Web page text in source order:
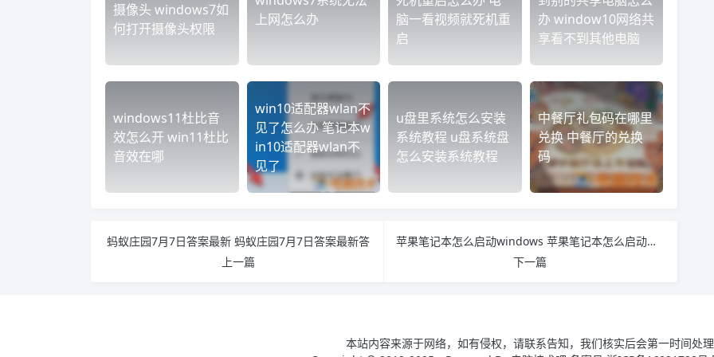
摄像头 windows7如
何打开摄像头权限
上网怎么办
脑一看视频就死机重
启
办 window10网络共
享看不到其他电脑
windows11杜比音
效怎么开 win11杜比
音效在哪
win10适配器wlan不
见了怎么办 笔记本w
in10适配器wlan不
见了
u盘里系统怎么安装
系统教程 u盘系统盘
怎么安装系统教程
中餐厅礼包码在哪里
兑换 中餐厅的兑换
码
蚂蚁庄园7月7日答案最新 蚂蚁庄园7月7日答案最新答
上一篇
苹果笔记本怎么启动windows 苹果笔记本怎么启动双系统
下一篇
本站内容来源于网络，如有侵权，请联系告知，我们核实后会第一时间处